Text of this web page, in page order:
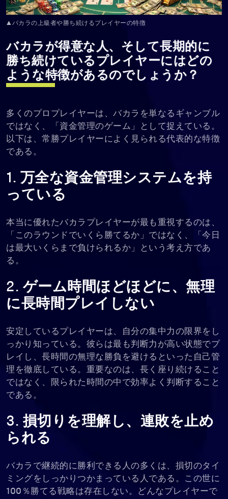
▲バカラの上級者や勝ち続けるプレイヤーの特徴
バカラが得意な人、そして長期的に
勝ち続けているプレイヤーにはどの
ような特徴があるのでしょうか？
多くのプロプレイヤーは、バカラを単なるギャンブル
ではなく、「資金管理のゲーム」として捉えている。
以下は、常勝プレイヤーによく見られる代表的な特徴
である。
1. 万全な資金管理システムを持
っている
本当に優れたバカラプレイヤーが最も重視するのは、
「このラウンドでいくら勝てるか」ではなく、「今日
は最大いくらまで負けられるか」という考え方であ
る。
2. ゲーム時間ほどほどに、無理
に長時間プレイしない
安定しているプレイヤーは、自分の集中力の限界をし
っかり知っている。彼らは最も判断力が高い状態でプ
レイし、長時間の無理な勝負を避けるといった自己管
理を徹底している。重要なのは、長く座り続けること
ではなく、限られた時間の中で効率よく判断すること
である。
3. 損切りを理解し、連敗を止め
られる
バカラで継続的に勝利できる人の多くは、損切のタイ
ミングをしっかりつかまっている人である。この世に
100％勝てる戦略は存在しない。どんなプレイヤーで